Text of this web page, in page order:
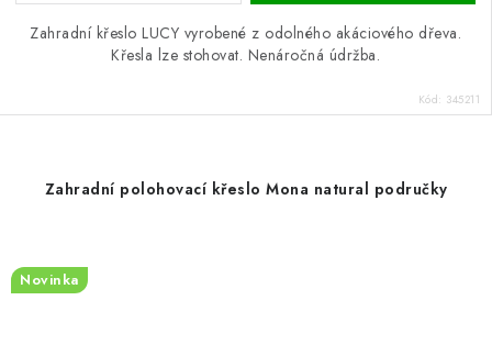
Zahradní křeslo LUCY vyrobené z odolného akáciového dřeva.
Křesla lze stohovat. Nenáročná údržba.
Kód: 345211
Zahradní polohovací křeslo Mona natural područky
Novinka